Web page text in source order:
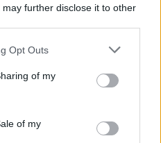
may further disclose it to other
uses one or more Google
behaviour. You may click to
and its third-party tags to
purposes in below Google
Opt Outs
of my
of my
#